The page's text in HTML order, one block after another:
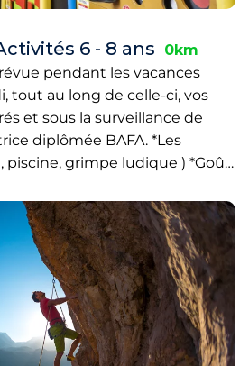
6 - 8 ans
0km
pendant les vacances
tout au long de celle-ci, vos
et sous la surveillance de
diplômée BAFA. *Les
piscine, grimpe ludique ) *Goû…